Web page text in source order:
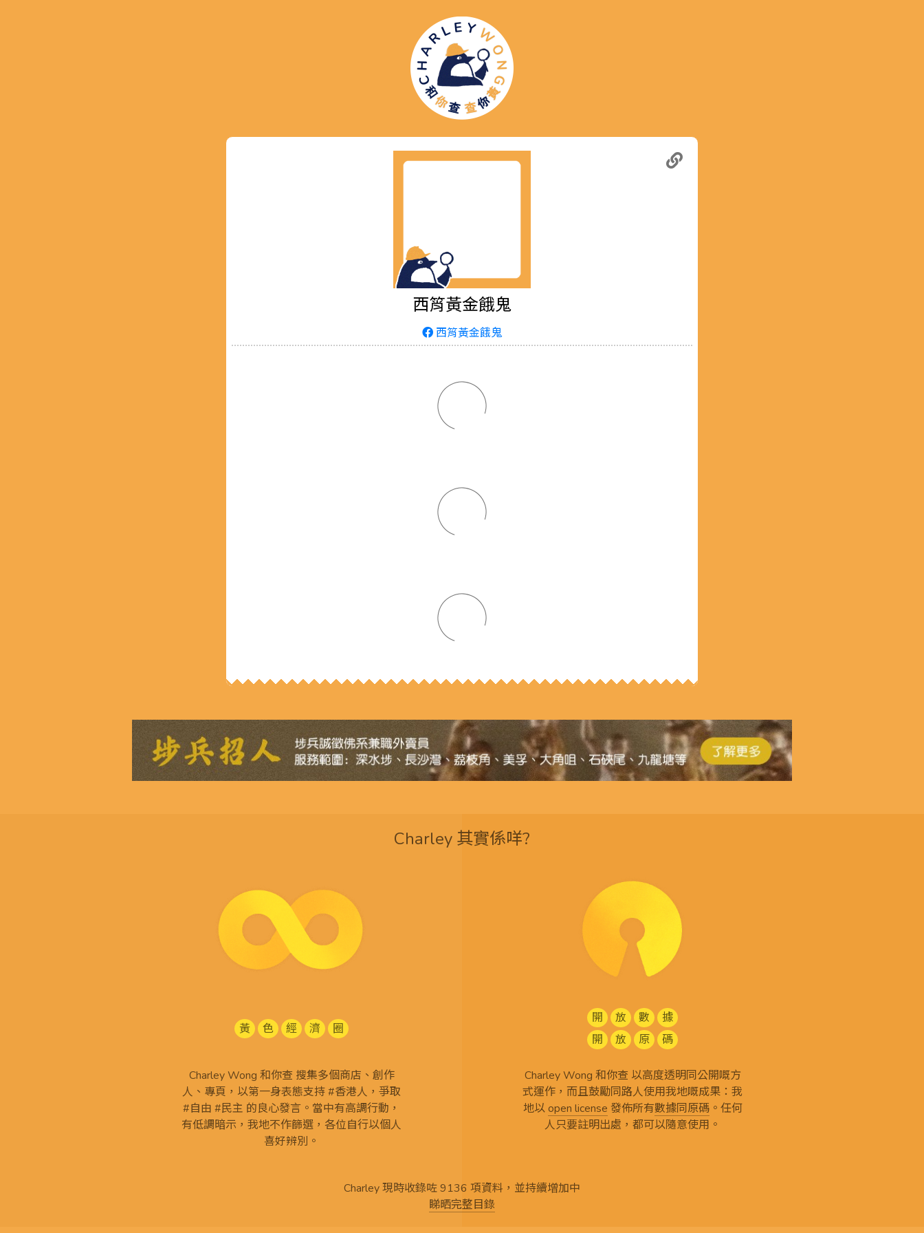
西筲黃金餓鬼
西筲黃金餓鬼
Charley 其實係咩?
黃 色 經 濟 圈
Charley Wong 和你查 搜集多個商店、創作
人、專頁，以第一身表態支持 #香港人，爭取
#自由 #民主 的良心發言。當中有高調行動，
有低調暗示，我地不作篩選，各位自行以個人
喜好辨別。
開 放 數
據
開
放 原 碼
Charley Wong 和你查 以高度透明同公開嘅方
式運作，而且鼓勵同路人使用我地嘅成果：我
地以open license 發佈所有數據同原碼。任何
人只要註明出處，都可以隨意使用。
Charley 現時收錄咗 9136 項資料，並持續增加中
睇晒完整目錄